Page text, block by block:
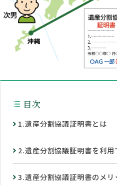
目次
1.遺産分割協議証明書とは
2.遺産分割協議証明書を利
3.遺産分割協議証明書のメリ